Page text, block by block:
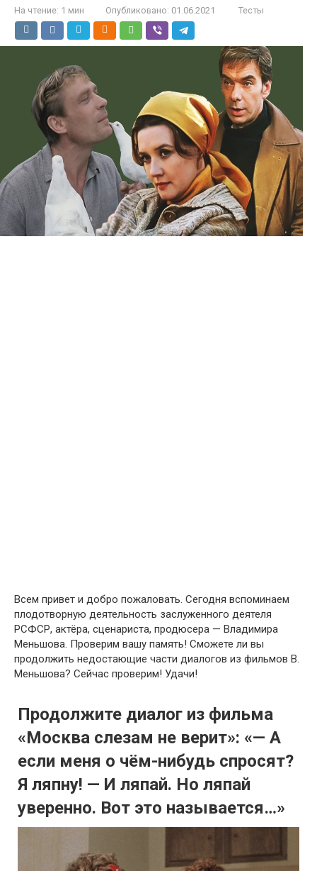
На чтение: 1 мин Опубликовано: 01.06.2021 Тесты
Всем привет и добро пожаловать. Сегодня вспоминаем
плодотворную деятельность заслуженного деятеля
РСФСР, актёра, сценариста, продюсера — Владимира
Меньшова. Проверим вашу память! Сможете ли вы
продолжить недостающие части диалогов из фильмов В.
Меньшова? Сейчас проверим! Удачи!
Продолжите диалог из фильма
«Москва слезам не верит»: «— А
если меня о чём-нибудь спросят?
Я ляпну! — И ляпай. Но ляпай
уверенно. Вот это называется…»